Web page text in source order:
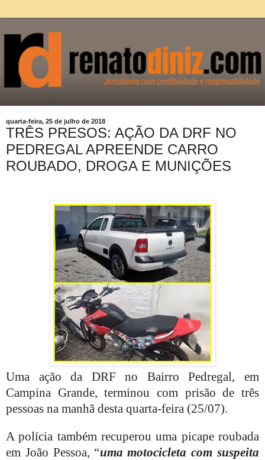
quarta-feira, 25 de julho de 2018
TRÊS PRESOS: AÇÃO DA DRF NO
PEDREGAL APREENDE CARRO
ROUBADO, DROGA E MUNIÇÕES
Uma ação da DRF no Bairro Pedregal, em
Campina Grande, terminou com prisão de três
pessoas na manhã desta quarta-feira (25/07).
A polícia também recuperou uma picape roubada
em João Pessoa, “uma motocicleta com suspeita